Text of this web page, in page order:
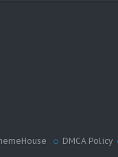
DMCA Policy